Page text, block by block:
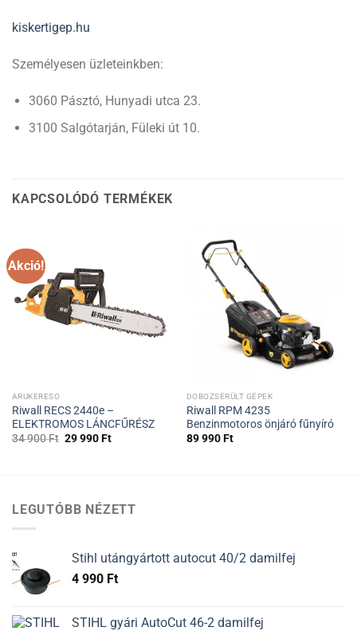
kiskertigep.hu
Személyesen üzleteinkben:
3060 Pásztó, Hunyadi utca 23.
3100 Salgótarján, Füleki út 10.
KAPCSOLÓDÓ TERMÉKEK
Akció!
ARUKERESO
Riwall RECS 2440e –
ELEKTROMOS LÁNCFŰRÉSZ
34 900Ft 29 990Ft
DOBOZSÉRÜLT GÉPEK
Riwall RPM 4235
Benzinmotoros önjáró fűnyíró
89 990Ft
LEGUTÓBB NÉZETT
Stihl utángyártott autocut 40/2 damilfej
4 990 Ft
STIHL gyári AutoCut 46-2 damilfej